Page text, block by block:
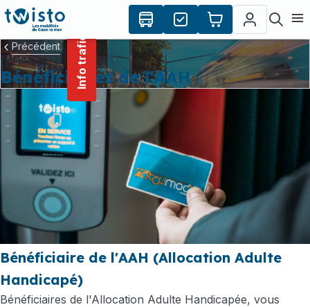
principal
Info trafic
Précédent
Bénéficiaires de l'AAH
Bénéficiaire de l'AAH (Allocation Adulte
Handicapé)
Bénéficiaires de l'Allocation Adulte Handicapée, vous
Panneau de gestion des cookies